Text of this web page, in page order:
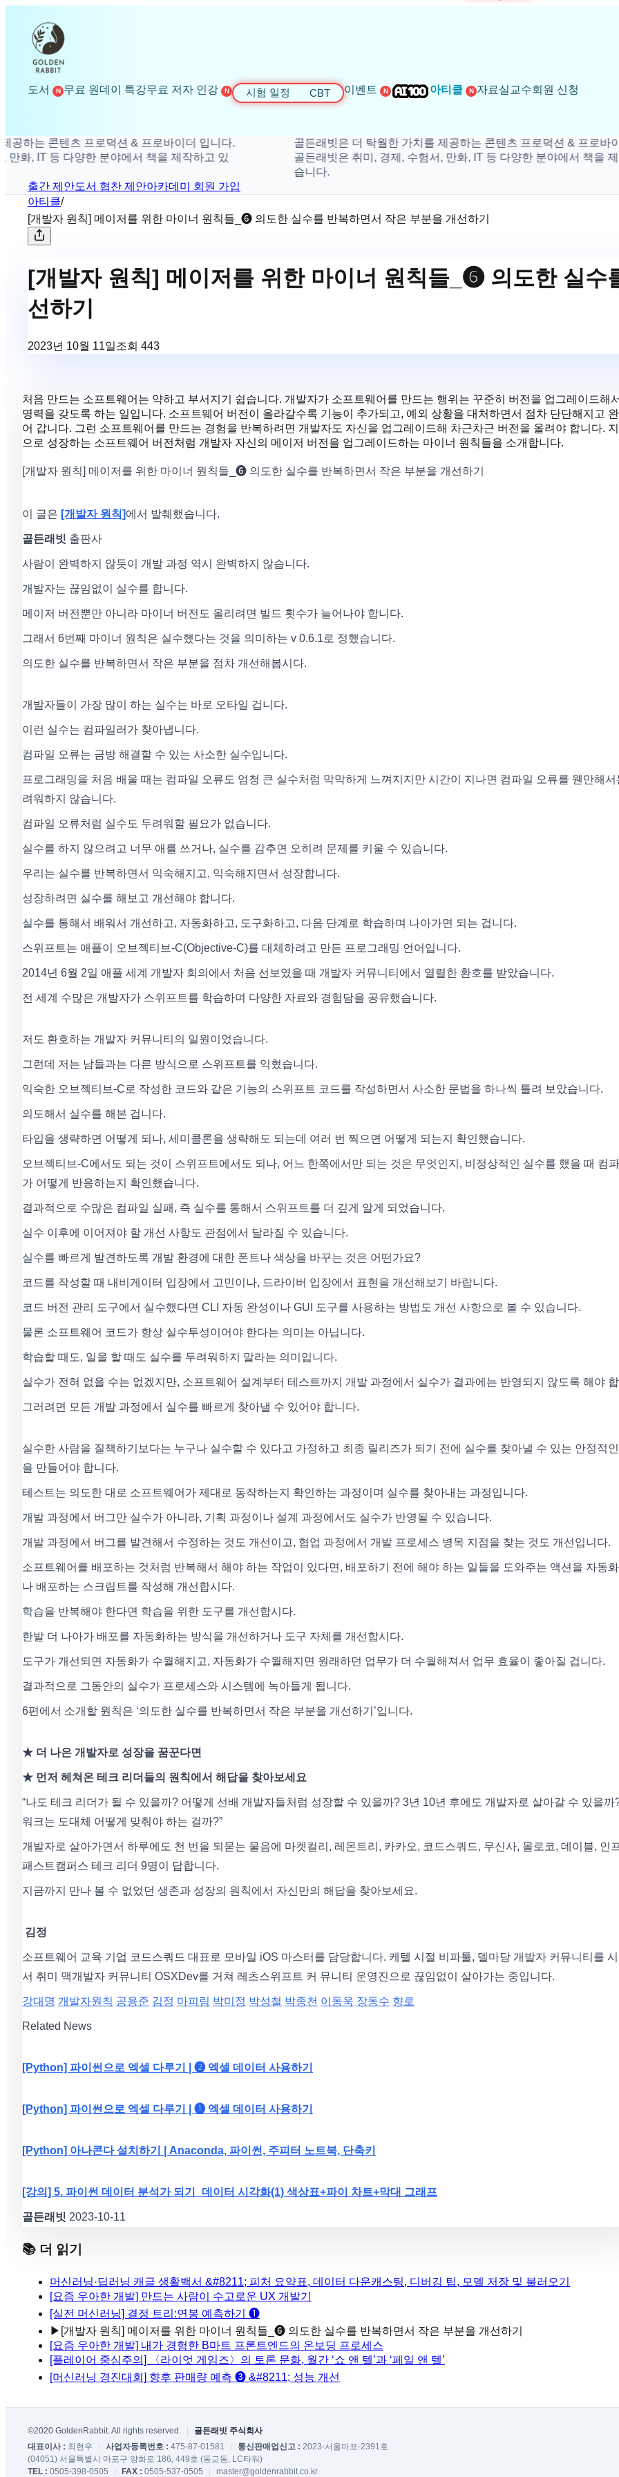
도서 N 무료 원데이 특강무료 저자 인강 N 시험 일정 CBT 이벤트 N 아티클 N 자료실 교수회원 신청
는 콘텐츠 프로덕션 & 프로바이더 입니다.
IT 등 다양한 분야에서 책을 제작하고 있
골든래빗은 더 탁월한 가치를 제공하는 콘텐츠 프로덕션 & 프로바이더
골든래빗은 취미, 경제, 수험서, 만화, IT 등 다양한 분야에서 책을 제작하
습니다.
출간 제안도서 협찬 제안아카데미 회원 가입
아티클/
[개발자 원칙] 메이저를 위한 마이너 원칙들_❻ 의도한 실수를 반복하면서 작은 부분을 개선하기
[개발자 원칙] 메이저를 위한 마이너 원칙들_❻ 의도한 실수
선하기
2023년 10월 11일조회 443
처음 만드는 소프트웨어는 약하고 부서지기 쉽습니다. 개발자가 소프트웨어를 만드는 행위는 꾸준히 버전을 업그레이드해
명력을 갖도록 하는 일입니다. 소프트웨어 버전이 올라갈수록 기능이 추가되고, 예외 상황을 대처하면서 점차 단단해지고
어 갑니다. 그런 소프트웨어를 만드는 경험을 반복하려면 개발자도 자신을 업그레이드해 차근차근 버전을 올려야 합니다.
으로 성장하는 소프트웨어 버전처럼 개발자 자신의 메이저 버전을 업그레이드하는 마이너 원칙들을 소개합니다.
[개발자 원칙] 메이저를 위한 마이너 원칙들_❻ 의도한 실수를 반복하면서 작은 부분을 개선하기
이 글은 [개발자 원칙]에서 발췌했습니다.
골든래빗 출판사
사람이 완벽하지 않듯이 개발 과정 역시 완벽하지 않습니다.
개발자는 끊임없이 실수를 합니다.
메이저 버전뿐만 아니라 마이너 버전도 올리려면 빌드 횟수가 늘어나야 합니다.
그래서 6번째 마이너 원칙은 실수했다는 것을 의미하는 v 0.6.1로 정했습니다.
의도한 실수를 반복하면서 작은 부분을 점차 개선해봅시다.
개발자들이 가장 많이 하는 실수는 바로 오타일 겁니다.
이런 실수는 컴파일러가 찾아냅니다.
컴파일 오류는 금방 해결할 수 있는 사소한 실수입니다.
프로그래밍을 처음 배울 때는 컴파일 오류도 엄청 큰 실수처럼 막막하게 느껴지지만 시간이 지나면 컴파일 오류를 웬만해서
려워하지 않습니다.
컴파일 오류처럼 실수도 두려워할 필요가 없습니다.
실수를 하지 않으려고 너무 애를 쓰거나, 실수를 감추면 오히려 문제를 키울 수 있습니다.
우리는 실수를 반복하면서 익숙해지고, 익숙해지면서 성장합니다.
성장하려면 실수를 해보고 개선해야 합니다.
실수를 통해서 배워서 개선하고, 자동화하고, 도구화하고, 다음 단계로 학습하며 나아가면 되는 겁니다.
스위프트는 애플이 오브젝티브-C(Objective-C)를 대체하려고 만든 프로그래밍 언어입니다.
2014년 6월 2일 애플 세계 개발자 회의에서 처음 선보였을 때 개발자 커뮤니티에서 열렬한 환호를 받았습니다.
전 세계 수많은 개발자가 스위프트를 학습하며 다양한 자료와 경험담을 공유했습니다.
저도 환호하는 개발자 커뮤니티의 일원이었습니다.
그런데 저는 남들과는 다른 방식으로 스위프트를 익혔습니다.
익숙한 오브젝티브-C로 작성한 코드와 같은 기능의 스위프트 코드를 작성하면서 사소한 문법을 하나씩 틀려 보았습니다.
의도해서 실수를 해본 겁니다.
타입을 생략하면 어떻게 되나, 세미콜론을 생략해도 되는데 여러 번 찍으면 어떻게 되는지 확인했습니다.
오브젝티브-C에서도 되는 것이 스위프트에서도 되나, 어느 한쪽에서만 되는 것은 무엇인지, 비정상적인 실수를 했을 때 컴
가 어떻게 반응하는지 확인했습니다.
결과적으로 수많은 컴파일 실패, 즉 실수를 통해서 스위프트를 더 깊게 알게 되었습니다.
실수 이후에 이어져야 할 개선 사항도 관점에서 달라질 수 있습니다.
실수를 빠르게 발견하도록 개발 환경에 대한 폰트나 색상을 바꾸는 것은 어떤가요?
코드를 작성할 때 내비게이터 입장에서 고민이나, 드라이버 입장에서 표현을 개선해보기 바랍니다.
코드 버전 관리 도구에서 실수했다면 CLI 자동 완성이나 GUI 도구를 사용하는 방법도 개선 사항으로 볼 수 있습니다.
물론 소프트웨어 코드가 항상 실수투성이어야 한다는 의미는 아닙니다.
학습할 때도, 일을 할 때도 실수를 두려워하지 말라는 의미입니다.
실수가 전혀 없을 수는 없겠지만, 소프트웨어 설계부터 테스트까지 개발 과정에서 실수가 결과에는 반영되지 않도록 해야
그러려면 모든 개발 과정에서 실수를 빠르게 찾아낼 수 있어야 합니다.
실수한 사람을 질책하기보다는 누구나 실수할 수 있다고 가정하고 최종 릴리즈가 되기 전에 실수를 찾아낼 수 있는 안정적
을 만들어야 합니다.
테스트는 의도한 대로 소프트웨어가 제대로 동작하는지 확인하는 과정이며 실수를 찾아내는 과정입니다.
개발 과정에서 버그만 실수가 아니라, 기획 과정이나 설계 과정에서도 실수가 반영될 수 있습니다.
개발 과정에서 버그를 발견해서 수정하는 것도 개선이고, 협업 과정에서 개발 프로세스 병목 지점을 찾는 것도 개선입니다.
소프트웨어를 배포하는 것처럼 반복해서 해야 하는 작업이 있다면, 배포하기 전에 해야 하는 일들을 도와주는 액션을 자동
나 배포하는 스크립트를 작성해 개선합시다.
학습을 반복해야 한다면 학습을 위한 도구를 개선합시다.
한발 더 나아가 배포를 자동화하는 방식을 개선하거나 도구 자체를 개선합시다.
도구가 개선되면 자동화가 수월해지고, 자동화가 수월해지면 원래하던 업무가 더 수월해져서 업무 효율이 좋아질 겁니다.
결과적으로 그동안의 실수가 프로세스와 시스템에 녹아들게 됩니다.
6편에서 소개할 원칙은 ‘의도한 실수를 반복하면서 작은 부분을 개선하기’입니다.
★ 더 나은 개발자로 성장을 꿈꾼다면
★ 먼저 헤쳐온 테크 리더들의 원칙에서 해답을 찾아보세요
“나도 테크 리더가 될 수 있을까? 어떻게 선배 개발자들처럼 성장할 수 있을까? 3년 10년 후에도 개발자로 살아갈 수 있을까
워크는 도대체 어떻게 맞춰야 하는 걸까?”
개발자로 살아가면서 하루에도 천 번을 되묻는 물음에 마켓컬리, 레몬트리, 카카오, 코드스쿼드, 무신사, 몰로코, 데이블, 인
패스트캠퍼스 테크 리더 9명이 답합니다.
지금까지 만나 볼 수 없었던 생존과 성장의 원칙에서 자신만의 해답을 찾아보세요.
김정
소프트웨어 교육 기업 코드스쿼드 대표로 모바일 iOS 마스터를 담당합니다. 케텔 시절 비파툴, 델마당 개발자 커뮤니티를
서 취미 맥개발자 커뮤니티 OSXDev를 거쳐 레츠스위프트 커 뮤니티 운영진으로 끊임없이 살아가는 중입니다.
강대명 개발자원칙 공용준 김정 마피림 박미정 박성철 박종천 이동욱 장동수 향로
Related News
[Python] 파이썬으로 엑셀 다루기 | ❷ 엑셀 데이터 사용하기
[Python] 파이썬으로 엑셀 다루기 | ❶ 엑셀 데이터 사용하기
[Python] 아나콘다 설치하기 | Anaconda, 파이썬, 주피터 노트북, 단축키
[강의] 5. 파이썬 데이터 분석가 되기_데이터 시각화(1) 색상표+파이 차트+막대 그래프
골든래빗 2023-10-11
📚 더 읽기
머신러닝·딥러닝 캐글 생활백서 &#8211; 피처 요약표, 데이터 다운캐스팅, 디버깅 팁, 모델 저장 및 불러오기
[요즘 우아한 개발] 만드는 사람이 수고로운 UX 개발기
[실전 머신러닝] 결정 트리:연봉 예측하기 ❶
▶ [개발자 원칙] 메이저를 위한 마이너 원칙들_❻ 의도한 실수를 반복하면서 작은 부분을 개선하기
[요즘 우아한 개발] 내가 경험한 B마트 프론트엔드의 온보딩 프로세스
[플레이어 중심주의] 〈라이엇 게임즈〉의 토론 문화, 월간 ‘쇼 앤 텔’과 ‘페일 앤 텔’
[머신러닝 경진대회] 향후 판매량 예측 ❸ &#8211; 성능 개선
©2020 GoldenRabbit. All rights reserved. |
골든래빗 주식회사
대표이사 : 최현우 | 사업자등록번호 : 475-87-01581 | 통신판매업신고 : 2023-서울마포-2391호
(04051) 서울특별시 마포구 양화로 186, 449호 (동교동, LC타워)
TEL : 0505-398-0505 | FAX : 0505-537-0505 | master@goldenrabbit.co.kr